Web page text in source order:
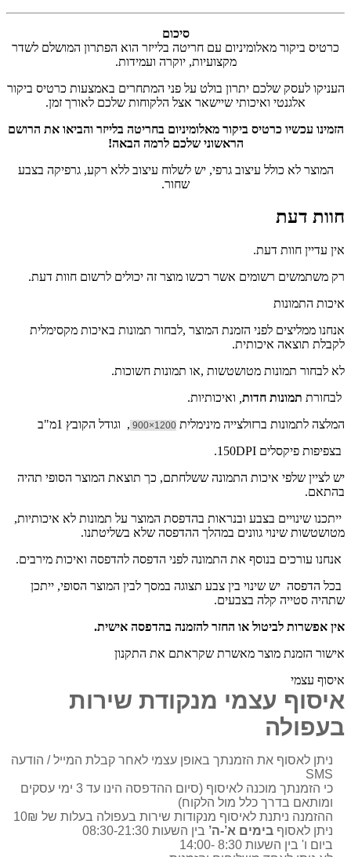
סיכום
כרטיס ביקור מאלומיניום עם חריטה בלייזר הוא הפתרון המושלם לשדר
מקצועיות, יוקרה ועמידות.
העניקו לעסק שלכם יתרון בולט על פני המתחרים באמצעות כרטיס ביקור
אלגנטי ואיכותי שיישאר אצל הלקוחות שלכם לאורך זמן.
הזמינו עכשיו כרטיס ביקור מאלומיניום בחריטה בלייזר והביאו את הרושם
הראשוני שלכם לרמה הבאה!
המוצר לא כולל עיצוב גרפי, יש לשלוח עיצוב ללא רקע, גרפיקה בצבע
שחור.
חוות דעת
אין עדיין חוות דעת.
רק משתמשים רשומים אשר רכשו מוצר זה יכולים לרשום חוות דעת.
איכות התמונות
אנחנו ממליצים לפני הזמנת המוצר ,לבחור תמונות באיכות מקסימלית
לקבלת תוצאה איכותית.
לא לבחור תמונות מטושטשות ,או תמונות חשוכות.
לבחורת תמונות חדות ואיכותיות.
המלצה לתמונות ברזולצייה מינימלית 1200×900
, וגודל הקובץ 1מ"ב
בצפיפות פיקסלים 150DPI.
יש לציין שלפי איכות התמונה ששלחתם, כך תוצאת המוצר הסופי תהיה
בהתאם.
ייתכנו שינויים בצבע ובנראות בהדפסת המוצר על תמונות לא איכותיות,
מטושטשות שינוי גוונים במהלך ההדפסה שלא בשליטתנו.
אנחנו עורכים בנוסף את התמונה לפני הדפסה להדפסה ואיכות מירבים.
בכל הדפסה יש שינוי בין צבע תצוגה במסך לבין המוצר הסופי, ייתכן
שתהיה סטייה קלה בצבעים.
אין אפשרות לביטול או החזר להזמנה בהדפסה אישית.
אישור הזמנת מוצר מאשרת שקראתם את התקנון
איסוף עצמי
איסוף עצמי מנקודת שירות
בעפולה
ניתן לאסוף את הזמנתך באופן עצמי לאחר קבלת המייל / הודעה
SMS
כי הזמנתך מוכנה לאיסוף (סיום ההדפסה הינו עד 3 ימי עסקים
ומותאם בדרך כלל מול הלקוח)
ההזמנה ניתנת לאיסוף מנקודות שירות בעפולה בעלות של 10₪
ניתן לאסוף בימים א’-ה’ בין השעות 08:30-21:30
ביום ו' בין השעות 8:30 -14:00